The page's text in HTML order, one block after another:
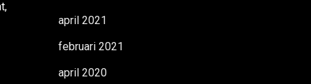
april 2021
februari 2021
april 2020